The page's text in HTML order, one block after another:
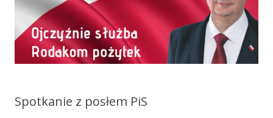
Spotkanie z posłem PiS